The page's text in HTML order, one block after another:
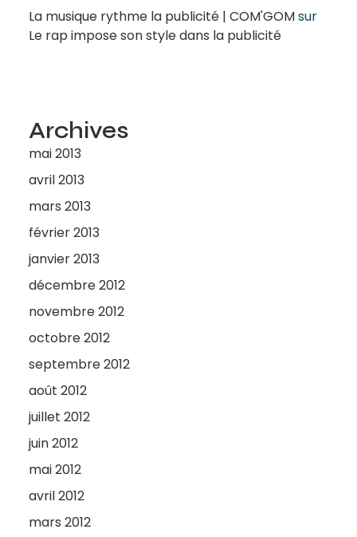
La musique rythme la publicité | COM'GOMsur
Le rap impose son style dans la publicité
Archives
mai 2013
avril 2013
mars 2013
février 2013
janvier 2013
décembre 2012
novembre 2012
octobre 2012
septembre 2012
août 2012
juillet 2012
juin 2012
mai 2012
avril 2012
mars 2012